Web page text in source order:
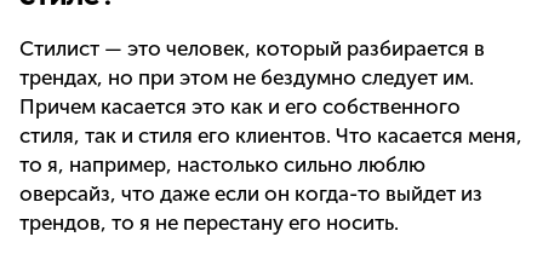
Стилист — это человек, который разбирается в
трендах, но при этом не бездумно следует им.
Причем касается это как и его собственного
стиля, так и стиля его клиентов. Что касается меня,
то я, например, настолько сильно люблю
оверсайз, что даже если он когда-то выйдет из
трендов, то я не перестану его носить.